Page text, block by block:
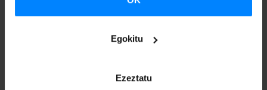
Egokitu
Ezeztatu
Otsailaren 26an 19:30ean, Bogotako Filmotekako 2.